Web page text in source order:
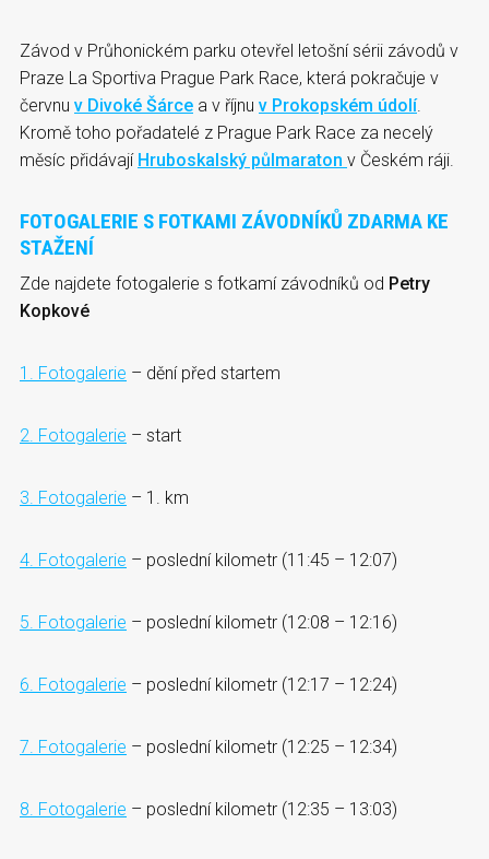
Závod v Průhonickém parku otevřel letošní sérii závodů v
Praze La Sportiva Prague Park Race, která pokračuje v
červnu v Divoké Šárce a v říjnu v Prokopském údolí.
Kromě toho pořadatelé z Prague Park Race za necelý
měsíc přidávají Hruboskalský půlmaraton v Českém ráji.
FOTOGALERIE S FOTKAMI ZÁVODNÍKŮ ZDARMA KE
STAŽENÍ
Zde najdete fotogalerie s fotkamí závodníků od Petry
Kopkové
1. Fotogalerie – dění před startem
2. Fotogalerie – start
3. Fotogalerie – 1. km
4. Fotogalerie – poslední kilometr (11:45 – 12:07)
5. Fotogalerie – poslední kilometr (12:08 – 12:16)
6. Fotogalerie – poslední kilometr (12:17 – 12:24)
7. Fotogalerie – poslední kilometr (12:25 – 12:34)
8. Fotogalerie – poslední kilometr (12:35 – 13:03)